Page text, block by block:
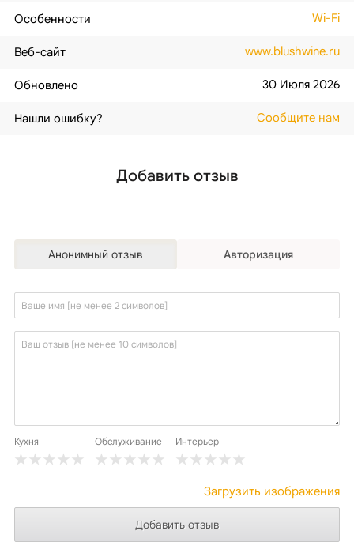
Особенности Wi-Fi
Веб-сайт www.blushwine.ru
Обновлено 30 Июля 2026
Нашли ошибку? Сообщите нам
Добавить отзыв
Анонимный отзыв Авторизация
Кухня Обслуживание Интерьер
Загрузить изображения